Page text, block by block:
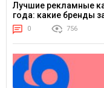
Лучшие рекламные
года: какие бренды
0 756